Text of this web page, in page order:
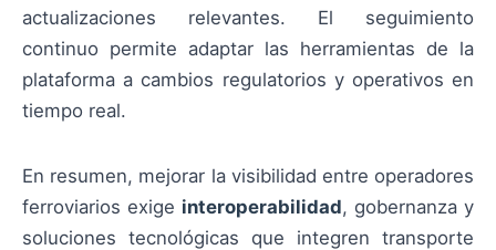
actualizaciones relevantes. El seguimiento
continuo permite adaptar las herramientas de la
plataforma a cambios regulatorios y operativos en
tiempo real.
En resumen, mejorar la visibilidad entre operadores
ferroviarios exige interoperabilidad, gobernanza y
soluciones tecnológicas que integren transporte